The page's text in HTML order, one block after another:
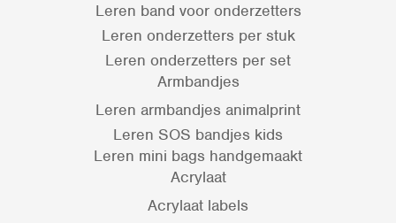
Leren band voor onderzetters
Leren onderzetters per stuk
Leren onderzetters per set
Armbandjes
Leren armbandjes animalprint
Leren SOS bandjes kids
Leren mini bags handgemaakt
Acrylaat
Acrylaat labels